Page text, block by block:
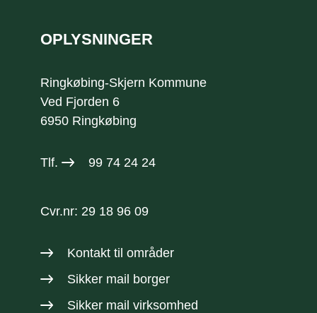
OPLYSNINGER
Ringkøbing-Skjern Kommune
Ved Fjorden 6
6950 Ringkøbing
Tlf. 99 74 24 24
Cvr.nr: 29 18 96 09
Kontakt til områder
Sikker mail borger
Sikker mail virksomhed